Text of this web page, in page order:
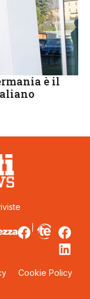
è il
Cookie Policy